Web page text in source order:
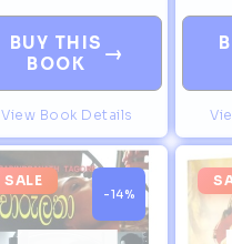
BUY THIS
BOOK
→
View Book Details
SALE
-14%